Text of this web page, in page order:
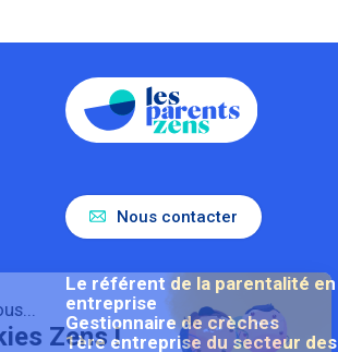
Salut c'est nous...
Les Cookies Zens !
Nous contacter
Le référent de la parentalité en
entreprise
Gestionnaire de crèches
1ère entreprise du secteur des